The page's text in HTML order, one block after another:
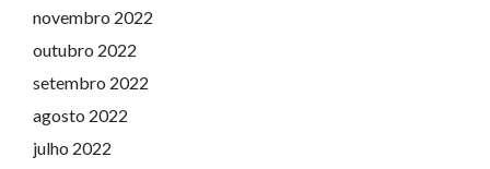
novembro 2022
outubro 2022
setembro 2022
agosto 2022
julho 2022